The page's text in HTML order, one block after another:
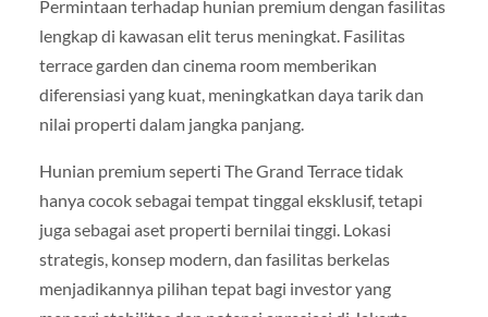
Permintaan terhadap hunian premium dengan fasilitas
lengkap di kawasan elit terus meningkat. Fasilitas
terrace garden dan cinema room memberikan
diferensiasi yang kuat, meningkatkan daya tarik dan
nilai properti dalam jangka panjang.
Hunian premium seperti The Grand Terrace tidak
hanya cocok sebagai tempat tinggal eksklusif, tetapi
juga sebagai aset properti bernilai tinggi. Lokasi
strategis, konsep modern, dan fasilitas berkelas
menjadikannya pilihan tepat bagi investor yang